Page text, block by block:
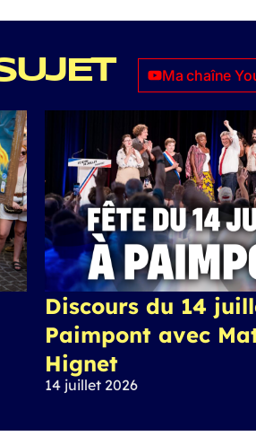
Ma chaîne
Discours du 14
Paimpont avec
Hignet
14 juillet 2026